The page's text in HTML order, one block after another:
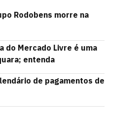
Rodobens morre na
do Mercado Livre é uma
entenda
de pagamentos de